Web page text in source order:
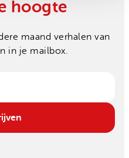
hoogte
maand verhalen van
in je mailbox.